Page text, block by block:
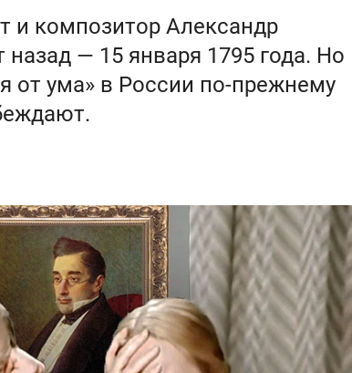
и композитор Александр
назад — 15 января 1795 года. Но
от ума» в России по-прежнему